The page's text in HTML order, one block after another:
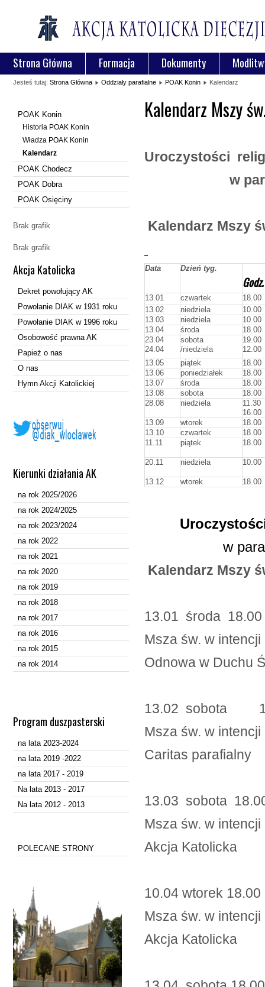
Strona Główna Formacja Dokumenty
Jesteś tutaj: Strona Główna Oddziały parafialne POAK Konin Kalendarz
POAK Konin
Historia POAK Konin
Władza POAK Konin
Kalendarz
POAK Chodecz
POAK Dobra
POAK Osięciny
Brak grafik
Brak grafik
Akcja Katolicka
Dekret powołujący AK
Powołanie DIAK w 1931 roku
Powołanie DIAK w 1996 roku
Osobowość prawna AK
Papież o nas
O nas
Hymn Akcji Katolickiej
Kierunki działania AK
na rok 2025/2026
na rok 2024/2025
na rok 2023/2024
na rok 2022
na rok 2021
na rok 2020
na rok 2019
na rok 2018
na rok 2017
na rok 2016
na rok 2015
na rok 2014
Program duszpasterski
na lata 2023-2024
na lata 2019 -2022
na lata 2017 - 2019
Na lata 2013 - 2017
Na lata 2012 - 2013
POLECANE STRONY
Kalendarz Mszy
Uroczystości
w
Kalendarz Mszy
Data Dzień tyg.
Godz.
13.01 czwartek
18.00
13.02
niedziela
10.00
13.03
niedziela
10.00
13.04
środa
18.00
23.04
24.04
sobota
/niedziela
19.00
12.00
13.05
piątek
18.00
13.06
poniedziałek
18.00
13.07
środa
18.00
13.08
sobota
18.00
28.08
niedziela
11.30
16.00
13.09
wtorek
18.00
13.10
czwartek
18.00
11.11
piątek 18.00
20.11 niedziela 10.00
13.12 wtorek 18.00
w parafii św.
Kalendarz Mszy
13.01 środa 18.00
Msza św. w
Odnowa w Duchu
13.02 sobota
Msza św. w
Caritas parafialny
13.03 sobota
Msza św. w
Akcja Katolicka
10.04 wtorek 18.00
Msza św. w
Akcja Katolicka